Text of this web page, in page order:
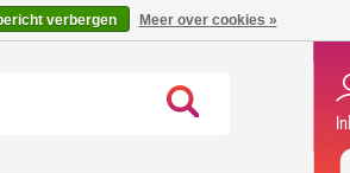
''verfrissend''
verbergen Meer over cookies »